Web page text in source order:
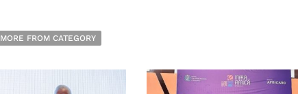
MORE FROM CATEGORY